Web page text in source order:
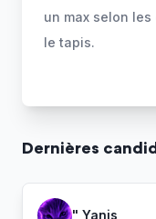
un max selon
Dernières
" Yanis